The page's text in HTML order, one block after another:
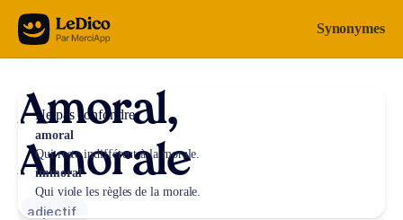
Aller au contenu Synonymes
Amoral,
Amorale
adjectif
Ne pas confondre
amoral
Qui reste indifférent à la morale.
immoral
Qui viole les règles de la morale.